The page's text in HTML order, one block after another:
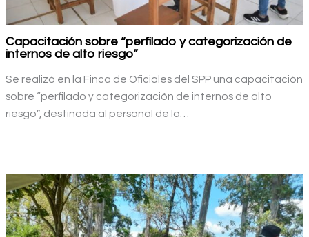
Capacitación sobre “perfilado y categorización de
internos de alto riesgo”
Se realizó en la Finca de Oficiales del SPP una capacitación
sobre “perfilado y categorización de internos de alto
riesgo”, destinada al personal de la…